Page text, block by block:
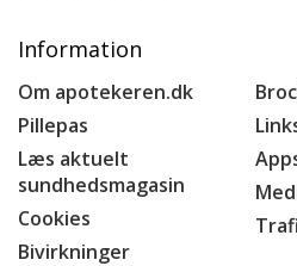
Information
Om apotekeren.dk
Pillepas
Læs aktuelt
sundhedsmagasin
Cookies
Bivirkninger